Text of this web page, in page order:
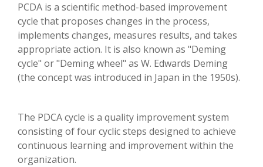
PCDA is a scientific method-based improvement
cycle that proposes changes in the process,
implements changes, measures results, and takes
appropriate action. It is also known as "Deming
cycle" or "Deming wheel" as W. Edwards Deming
(the concept was introduced in Japan in the 1950s).
The PDCA cycle is a quality improvement system
consisting of four cyclic steps designed to achieve
continuous learning and improvement within the
organization.